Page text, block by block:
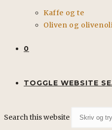
Kaffe og te
Oliven og
0
TOGGLE WEBSITE
Search this website